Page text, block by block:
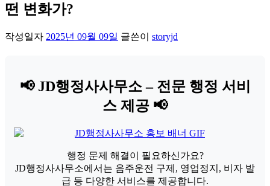
떤 변화가?
작성일자 2025년 09월 09일 글쓴이 storyjd
📢 JD행정사사무소 – 전문 행정 서비
스 제공 📢
행정 문제 해결이 필요하신가요?
JD행정사사무소에서는 음주운전 구제, 영업정지, 비자 발
급 등 다양한 서비스를 제공합니다.